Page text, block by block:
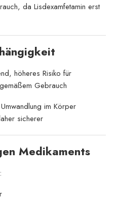
da Lisdexamfetamin erst
höheres Risiko für
Gebrauch
im Körper
sicherer
Medikaments